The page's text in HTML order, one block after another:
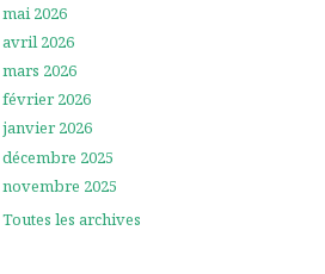
mai 2026
avril 2026
mars 2026
février 2026
janvier 2026
décembre 2025
novembre 2025
Toutes les archives